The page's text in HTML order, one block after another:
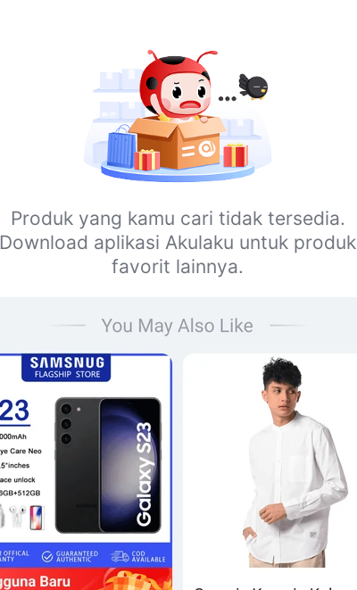
Produk yang kamu cari tidak tersedia.
Download aplikasi Akulaku untuk produk
favorit lainnya.